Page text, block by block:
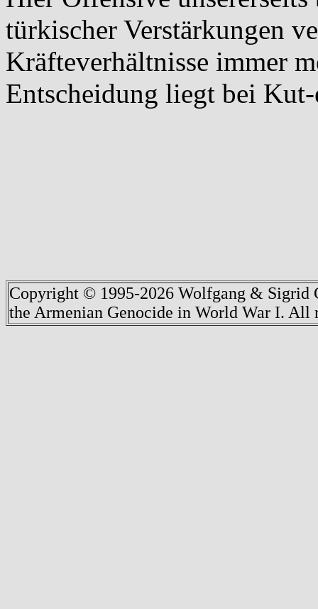
türkischer Verstärkungen
Kräfteverhältnisse immer
Entscheidung liegt bei
Copyright © 1995-2026 Wolfgang & Sigrid
the Armenian Genocide in World War I. All